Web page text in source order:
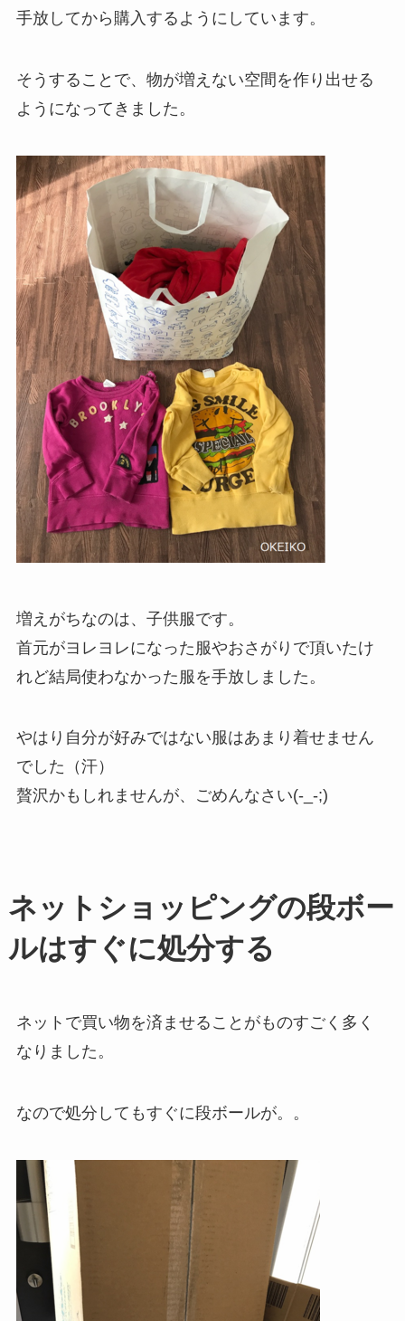
手放してから購入するようにしています。
そうすることで、物が増えない空間を作り出せる
ようになってきました。
増えがちなのは、子供服です。
首元がヨレヨレになった服やおさがりで頂いたけ
れど結局使わなかった服を手放しました。
やはり自分が好みではない服はあまり着せません
でした（汗）
贅沢かもしれませんが、ごめんなさい(-_-;)
ネットショッピングの段ボー
ルはすぐに処分する
ネットで買い物を済ませることがものすごく多く
なりました。
なので処分してもすぐに段ボールが。。